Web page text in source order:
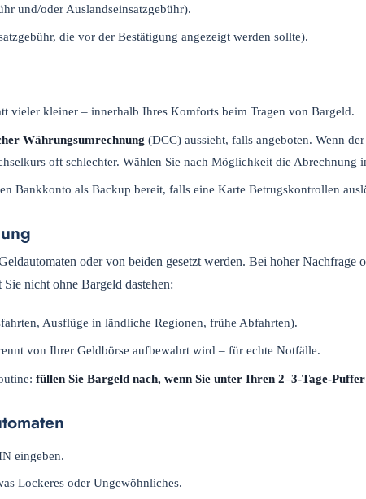
und/oder Auslandseinsatzgebühr).
die vor der Bestätigung angezeigt werden sollte).
vieler kleiner – innerhalb Ihres Komforts beim Tragen von Bargeld.
Währungsumrechnung (DCC) aussieht, falls angeboten. Wenn
oft schlechter. Wählen Sie nach Möglichkeit die Abrechnung
Bankkonto als Backup bereit, falls eine Karte Betrugskontrollen
oder von beiden gesetzt werden. Bei hoher Nachfrage
nicht ohne Bargeld dastehen:
Ausflüge in ländliche Regionen, frühe Abfahrten).
von Ihrer Geldbörse aufbewahrt wird – für echte Notfälle.
füllen Sie Bargeld nach, wenn Sie unter Ihren 2–3-Tage-
eingeben.
Lockeres oder Ungewöhnliches.